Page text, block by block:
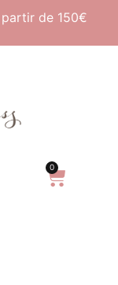
de 150€
0